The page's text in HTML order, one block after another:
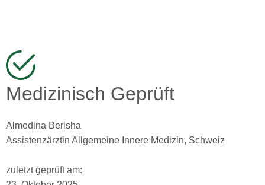
Medizinisch Geprüft
Almedina Berisha
Assistenzärztin Allgemeine Innere Medizin, Schweiz
zuletzt geprüft am: